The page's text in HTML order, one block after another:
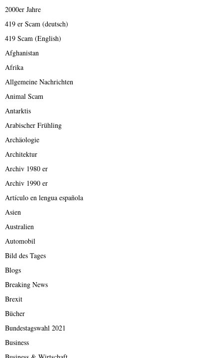
2000er Jahre
419 er Scam (deutsch)
419 Scam (English)
Afghanistan
Afrika
Allgemeine Nachrichten
Animal Scam
Antarktis
Arabischer Frühling
Archäologie
Architektur
Archiv 1980 er
Archiv 1990 er
Artículo en lengua española
Asien
Australien
Automobil
Bild des Tages
Blogs
Breaking News
Brexit
Bücher
Bundestagswahl 2021
Business